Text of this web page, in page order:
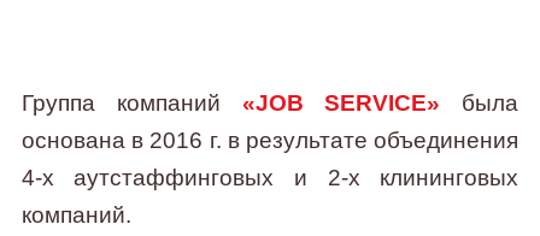
Группа компаний «JOB SERVICE» была
основана в 2016 г. в результате объединения
4-х аутстаффинговых и 2-х клининговых
компаний.